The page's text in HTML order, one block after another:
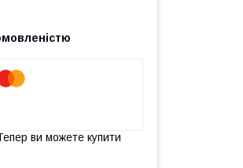
ви можете купити